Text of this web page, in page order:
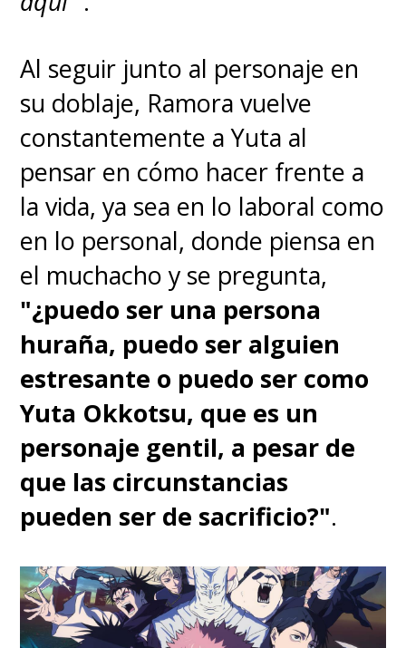
Al seguir junto al personaje en
su doblaje, Ramora vuelve
constantemente a Yuta al
pensar en cómo hacer frente a
la vida, ya sea en lo laboral como
en lo personal, donde piensa en
el muchacho y se pregunta,
"¿puedo ser una persona
huraña, puedo ser alguien
estresante o puedo ser como
Yuta Okkotsu, que es un
personaje gentil, a pesar de
que las circunstancias
pueden ser de sacrificio?".